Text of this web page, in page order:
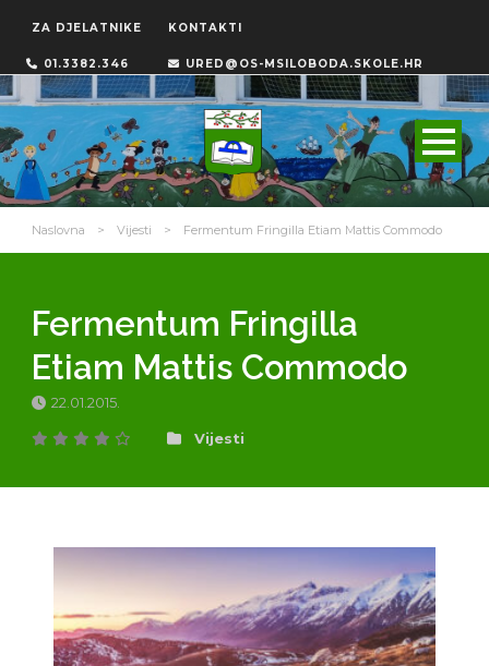
ZA DJELATNIKE KONTAKTI
01.3382.346 URED@OS-MSILOBODA.SKOLE.HR
Naslovna > Vijesti > Fermentum Fringilla Etiam Mattis Commodo
Fermentum Fringilla
Etiam Mattis Commodo
22.01.2015.
Vijesti